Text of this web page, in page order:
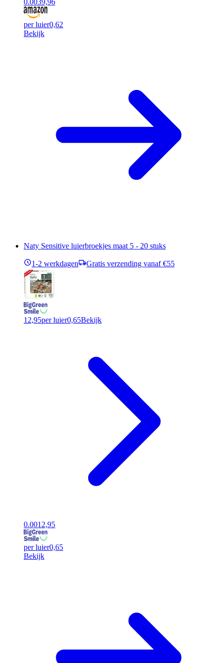
per luier0,62
Bekijk
Naty Sensitive luierbroekjes maat 5 - 20 stuks
1-2 werkdagen Gratis verzending vanaf €55
12,95per luier0,65Bekijk
0.0012,95
per luier0,65
Bekijk